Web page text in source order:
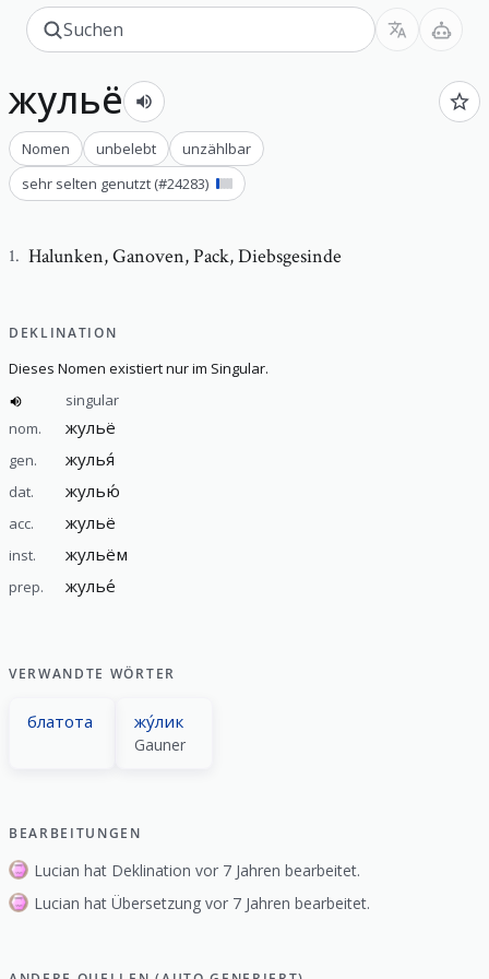
жульё
Nomen unbelebt
unzählbar
sehr selten genutzt (#24283)
1. Halunken,Ganoven, Pack, Diebsgesinde
DEKLINATION
Dieses Nomen existiert nur im Singular.
singular
nom.
жульё
gen. жулья́
dat. жулью́
acc. жульё
inst. жульём
prep. жулье́
VERWANDTE WÖRTER
блатота жу́лик
Gauner
BEARBEITUNGEN
Lucian hat Deklination vor 7 Jahren bearbeitet.
Lucian hat Übersetzung vor 7 Jahren bearbeitet.